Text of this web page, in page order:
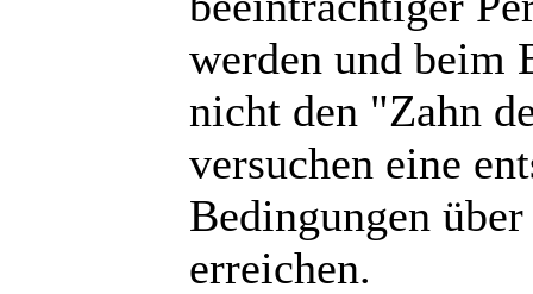
werden und beim
nicht den "Zahn
versuchen eine
Bedingungen
erreichen.